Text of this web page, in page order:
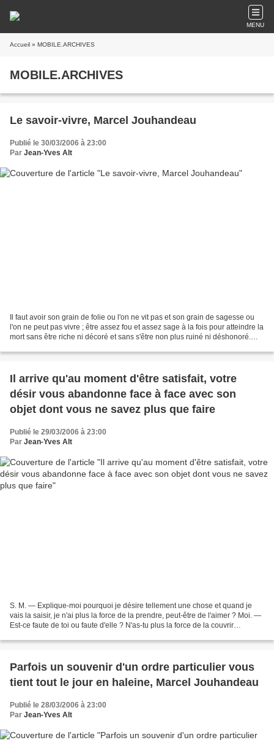
MENU
Accueil » MOBILE.ARCHIVES
MOBILE.ARCHIVES
Le savoir-vivre, Marcel Jouhandeau
Publié le 30/03/2006 à 23:00
Par Jean-Yves Alt
Il faut avoir son grain de folie ou l'on ne vit pas et son grain de sagesse ou
l'on ne peut pas vivre ; être assez fou et assez sage à la fois pour atteindre la
mort sans être riche ni décoré et sans s'être non plus ruiné ni déshonoré.
Il arrive qu'au moment d'être satisfait, votre
désir vous abandonne face à face avec son
objet dont vous ne savez plus que faire
Publié le 29/03/2006 à 23:00
Par Jean-Yves Alt
S. M. — Explique-moi pourquoi je désire tellement une chose et quand je
vais la saisir, je n'ai plus la force de la prendre, peut-être de l'aimer ? Moi. —
Est-ce faute de toi ou faute d'elle ? N'as-tu plus la force de la couvrir
Parfois un souvenir d'un ordre particulier vous
tient tout le jour en haleine, Marcel Jouhandeau
Publié le 28/03/2006 à 23:00
Par Jean-Yves Alt